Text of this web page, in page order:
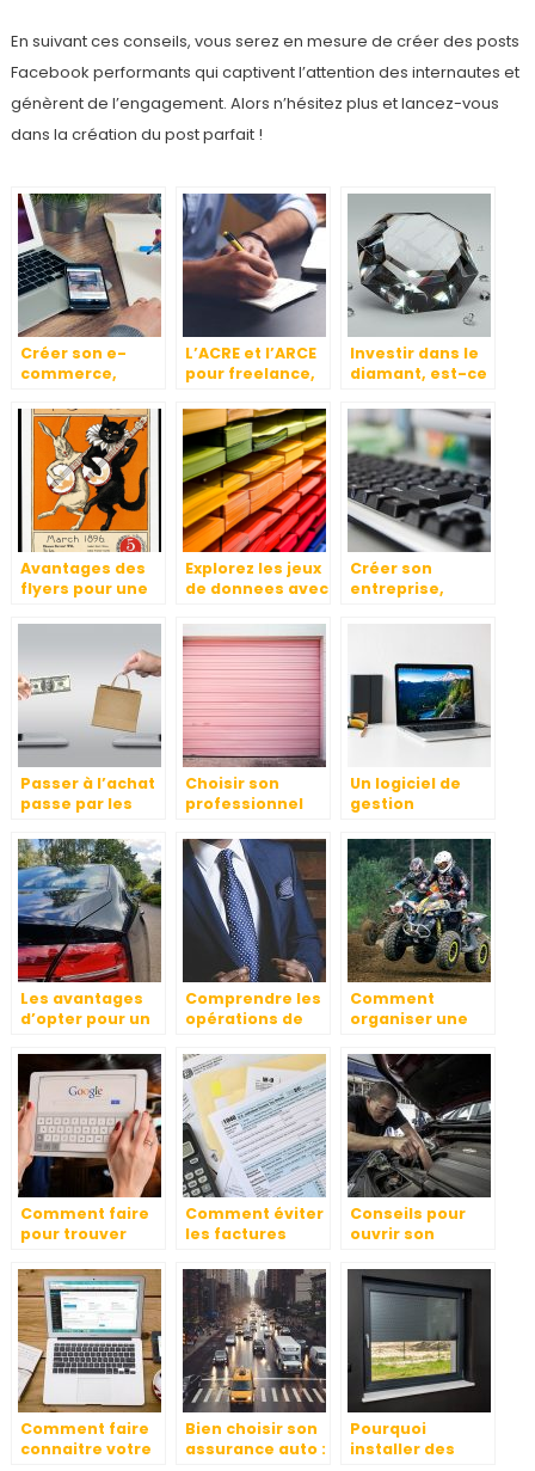
En suivant ces conseils, vous serez en mesure de créer des posts
Facebook performants qui captivent l’attention des internautes et
génèrent de l’engagement. Alors n’hésitez plus et lancez-vous
dans la création du post parfait !
Créer son e-
commerce,
L’ACRE et l’ARCE
pour freelance,
entrepreneurs
et les
travailleurs
independants,
les points
importants a
savoir
Investir dans le
diamant, est-ce
?
Avantages des
flyers pour une
Explorez les jeux
de donnees avec
denichez des
tresors caches
Créer son
entreprise,
Passer à l’achat
passe par les
marketing.
Choisir son
professionnel
l’installation de
portes
Un logiciel de
gestion
quoi est-ce utile
?
Les avantages
d’opter pour un
pour vous et
votre entreprise
Comprendre les
opérations de
Comment
organiser une
en Auvergne
Comment faire
pour trouver
personne
Comment éviter
les factures
Conseils pour
ouvrir son
Comment faire
connaitre votre
Bien choisir son
assurance auto :
Pourquoi
installer des